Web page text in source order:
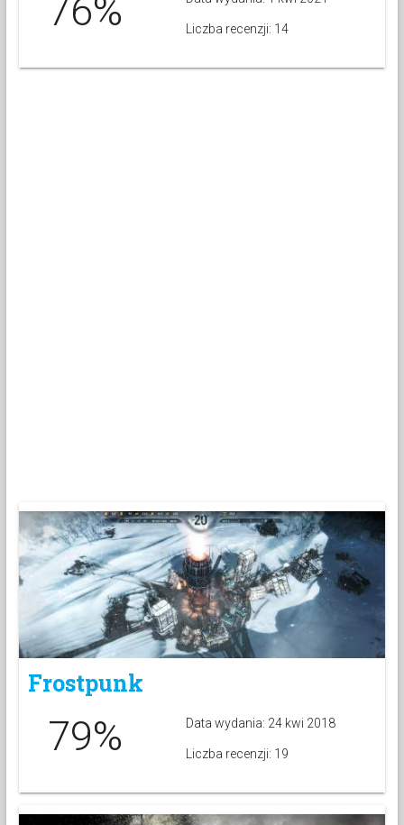
76% Liczba recenzji: 14
Frostpunk
79% Data wydania: 24 kwi 2018
Liczba recenzji: 19